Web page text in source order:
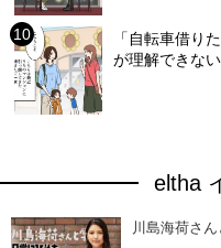
「自転車借り
が理解できな
eltha
川島海荷さ